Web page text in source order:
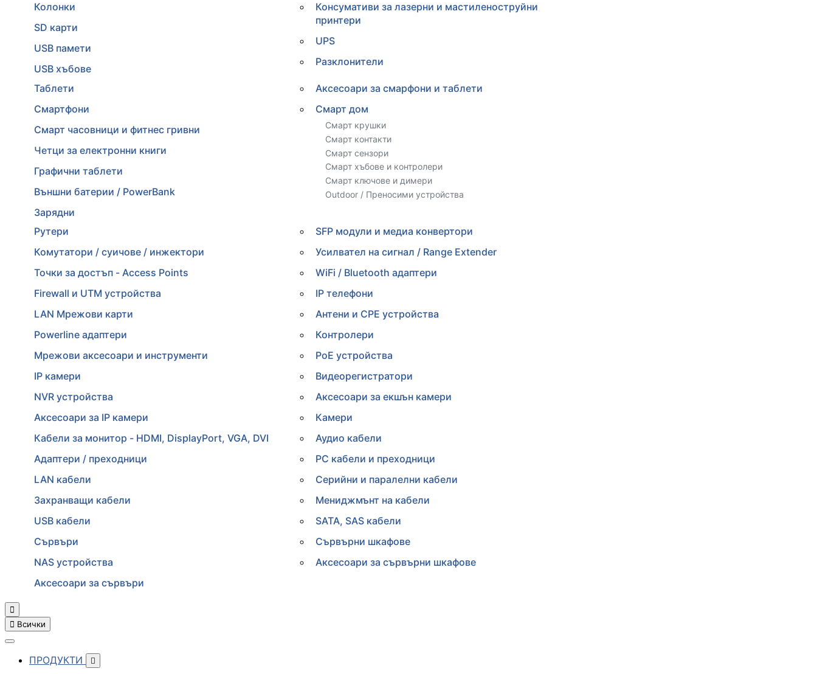
Колонки
SD карти
USB памети
USB хъбове
Консумативи за лазерни и мастиленоструйни
принтери
UPS
Разклонители
Таблети
Смартфони
Смарт часовници и фитнес гривни
Четци за електронни книги
Графични таблети
Външни батерии / PowerBank
Зарядни
Аксесоари за смарфони и таблети
Смарт дом
Смарт крушки
Смарт контакти
Смарт сензори
Смарт хъбове и контролери
Смарт ключове и димери
Outdoor / Преносими устройства
Рутери
Комутатори / суичове / инжектори
Точки за достъп - Access Points
Firewall и UTM устройства
LAN Мрежови карти
Powerline адаптери
Мрежови аксесоари и инструменти
SFP модули и медиа конвертори
Усилвател на сигнал / Range Extender
WiFi / Bluetooth адаптери
IP телефони
Антени и CPE устройства
Контролери
PoE устройства
IP камери
NVR устройства
Аксесоари за IP камери
Видеорегистратори
Аксесоари за екшън камери
Камери
Кабели за монитор - HDMI, DisplayPort, VGA, DVI
Адаптери / преходници
LAN кабели
Захранващи кабели
USB кабели
Аудио кабели
PC кабели и преходници
Серийни и паралелни кабели
Мениджмънт на кабели
SATA, SAS кабели
Сървъри
NAS устройства
Аксесоари за сървъри
Сървърни шкафове
Аксесоари за сървърни шкафове

 Всички
ПРОДУКТИ 